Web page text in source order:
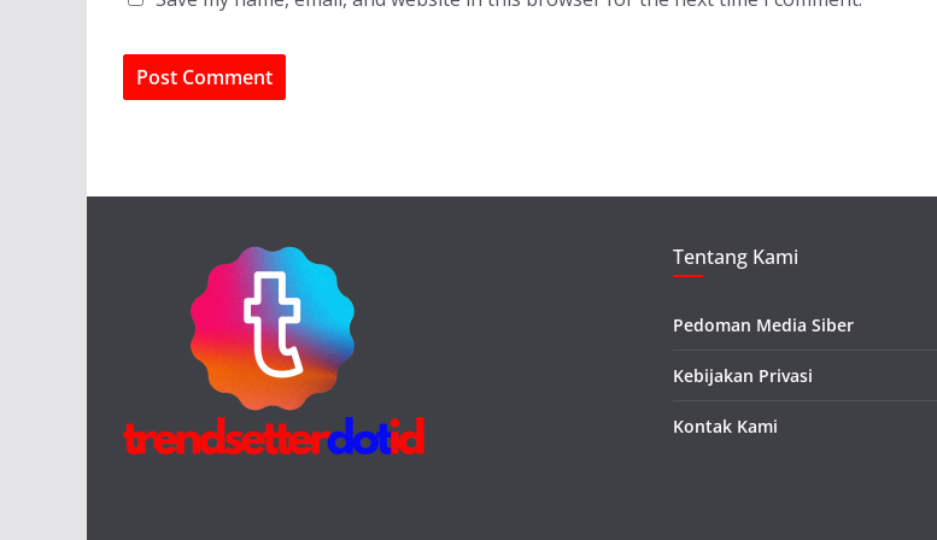
Tentang Kami
Pedoman Media Siber
Kebijakan Privasi
Kontak Kami